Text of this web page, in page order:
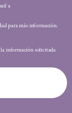
a
para más información.
información solicitada